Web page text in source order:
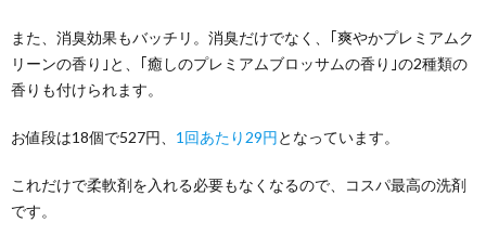
また、消臭効果もバッチリ。消臭だけでなく、｢爽やかプレミアムク
リーンの香り｣と、｢癒しのプレミアムブロッサムの香り｣の2種類の
香りも付けられます。
お値段は18個で527円、 1回あたり29円となっています。
これだけで柔軟剤を入れる必要もなくなるので、コスパ最高の洗剤
です。